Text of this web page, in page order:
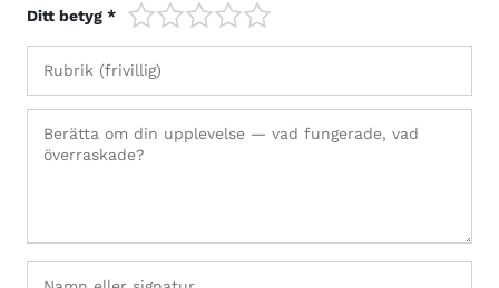
Ditt betyg * 1/5 2/53/54/5